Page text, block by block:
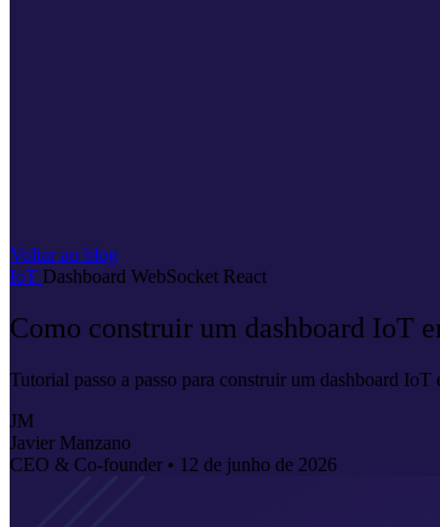
Voltar ao blog
IoT Dashboard WebSocket React
Como construir um dashboard IoT
Tutorial passo a passo para construir um dashboard
JM
Javier Manzano
CEO & Co-founder • 12 de junho de 2026